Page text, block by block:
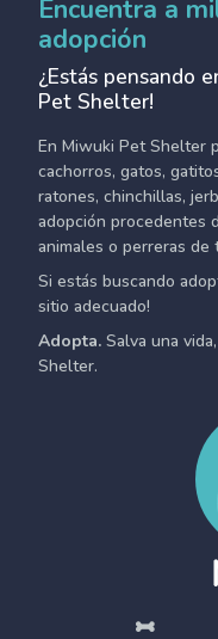
Encuentra a
adopción
¿Estás pensando
Pet Shelter!
En Miwuki Pet Shelter
cachorros, gatos,
ratones, chinchillas,
adopción procedentes
animales o perreras de
Si estás buscando
sitio adecuado!
Adopta. Salva una
Shelter.